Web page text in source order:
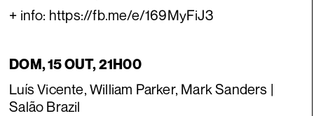
+ info: https://fb.me/e/169MyFiJ3
DOM, 15 OUT, 21H00
Luís Vicente, William Parker, Mark Sanders |
Salão Brazil